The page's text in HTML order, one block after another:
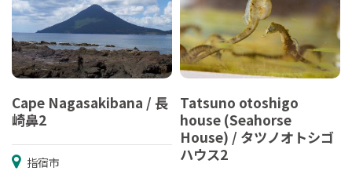
Cape Nagasakibana / 長
崎鼻2
指宿市
Tatsuno otoshigo
house (Seahorse
House) / タツノオトシゴ
ハウス2